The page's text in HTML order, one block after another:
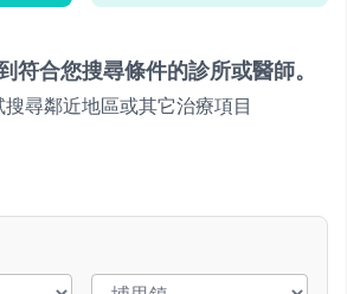
符合您搜尋條件的診所或醫師。
尋鄰近地區或其它治療項目